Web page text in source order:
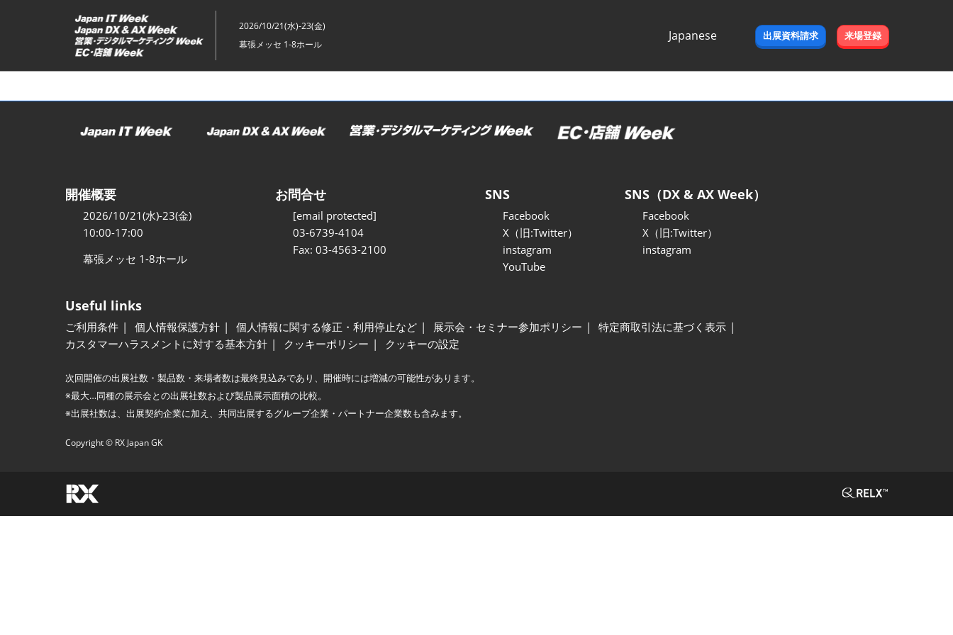
ッ
2026/10/21(水)-23(金)
幕張メッセ 1-8ホール
Japanese
出展資料請求 来場登録
開催概要
2026/10/21(水)-23(金)
10:00-17:00
幕張メッセ 1-8ホール
お問合せ
[email protected]
03-6739-4104
Fax: 03-4563-2100
SNS
Facebook
X（旧:Twitter）
instagram
YouTube
SNS（DX & AX Week）
Facebook
X（旧:Twitter）
instagram
Useful links
ご利用条件 個人情報保護方針 個人情報に関する修正・利用停止など 展示会・セミナー参加ポリシー
特定商取引法に基づく表示
カスタマーハラスメントに対する基本方針
クッキーポリシー クッキーの設定
次回開催の出展社数・製品数・来場者数は最終見込みであり、開催時には増減の可能性があります。
※最大…同種の展示会との出展社数および製品展示面積の比較。
※出展社数は、出展契約企業に加え、共同出展するグループ企業・パートナー企業数も含みます。
Copyright © RX Japan GK